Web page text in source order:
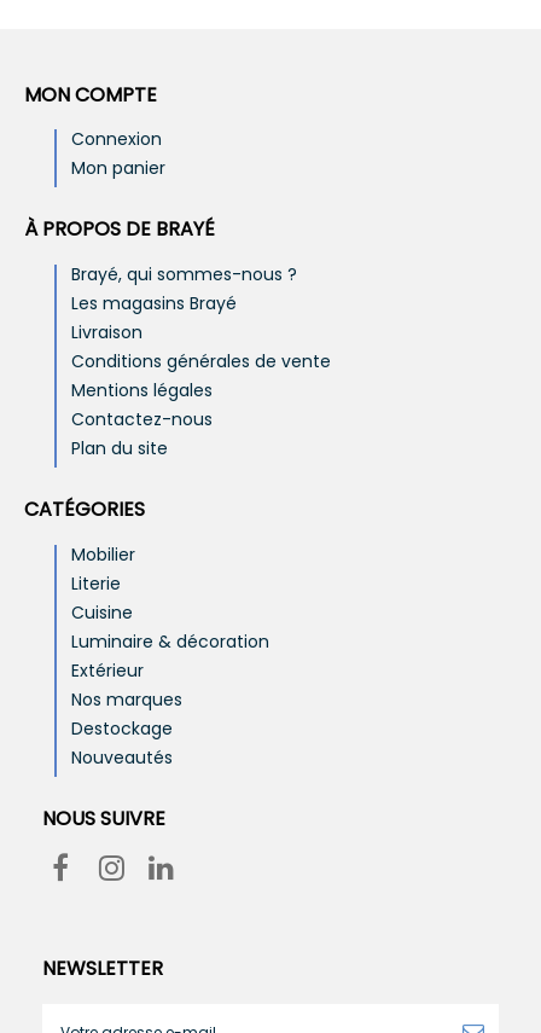
MON COMPTE
Connexion
Mon panier
À PROPOS DE BRAYÉ
Brayé, qui sommes-nous ?
Les magasins Brayé
Livraison
Conditions générales de vente
Mentions légales
Contactez-nous
Plan du site
CATÉGORIES
Mobilier
Literie
Cuisine
Luminaire & décoration
Extérieur
Nos marques
Destockage
Nouveautés
NOUS SUIVRE
NEWSLETTER